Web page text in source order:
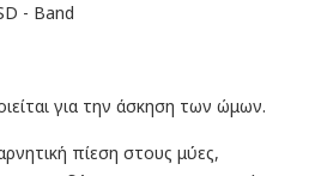
- Band
για την άσκηση των ώμων.
πίεση στους μύες,